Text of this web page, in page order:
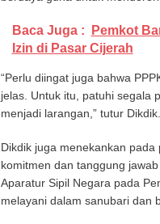
Baca Juga :
Pemkot
Izin di Pasar Cijerah
“Perlu diingat juga bahwa
jelas. Untuk itu, patuhi segala
menjadi larangan,” tutur Dikdik.
Dikdik juga menekankan
komitmen dan tanggung
Aparatur Sipil Negara pada
melayani dalam sanubari dan